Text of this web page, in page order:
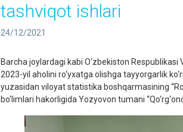
tashviqot ishlari
24/12/2021
Barcha joylardagi kabi O‘zbekiston
2023-yil aholini ro‘yxatga olishga tayyorgarlik
yuzasidan viloyat statistika boshqarmasining
bo‘limlari hakorligida Yozyovon tumani